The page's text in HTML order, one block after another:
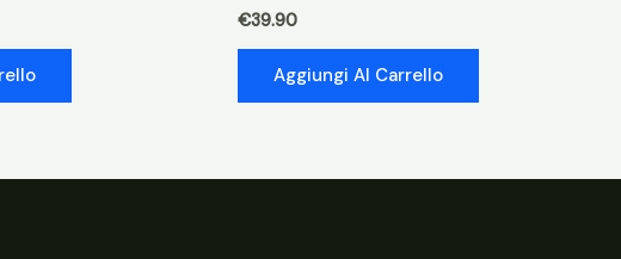
€39.90
Aggiungi Al Carrello